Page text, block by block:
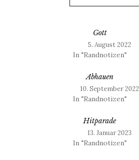
Gott
5. August 2022
In "Randnotizen"
Abhauen
10. September 2022
In "Randnotizen"
Hitparade
13. Januar 2023
In "Randnotizen"